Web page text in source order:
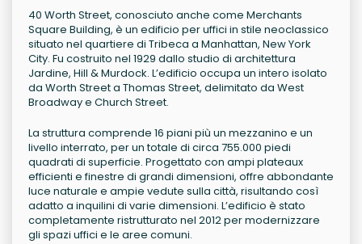
40 Worth Street, conosciuto anche come Merchants
Square Building, è un edificio per uffici in stile neoclassico
situato nel quartiere di Tribeca a Manhattan, New York
City. Fu costruito nel 1929 dallo studio di architettura
Jardine, Hill & Murdock. L’edificio occupa un intero isolato
da Worth Street a Thomas Street, delimitato da West
Broadway e Church Street.
La struttura comprende 16 piani più un mezzanino e un
livello interrato, per un totale di circa 755.000 piedi
quadrati di superficie. Progettato con ampi plateaux
efficienti e finestre di grandi dimensioni, offre abbondante
luce naturale e ampie vedute sulla città, risultando così
adatto a inquilini di varie dimensioni. L’edificio è stato
completamente ristrutturato nel 2012 per modernizzare
gli spazi uffici e le aree comuni.